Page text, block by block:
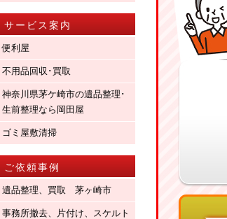
サービス案内
便利屋
不用品回収･買取
神奈川県茅ケ崎市の遺品整理･
生前整理なら岡田屋
ゴミ屋敷清掃
ご依頼事例
遺品整理、買取 茅ヶ崎市
事務所撤去、片付け、スケルト